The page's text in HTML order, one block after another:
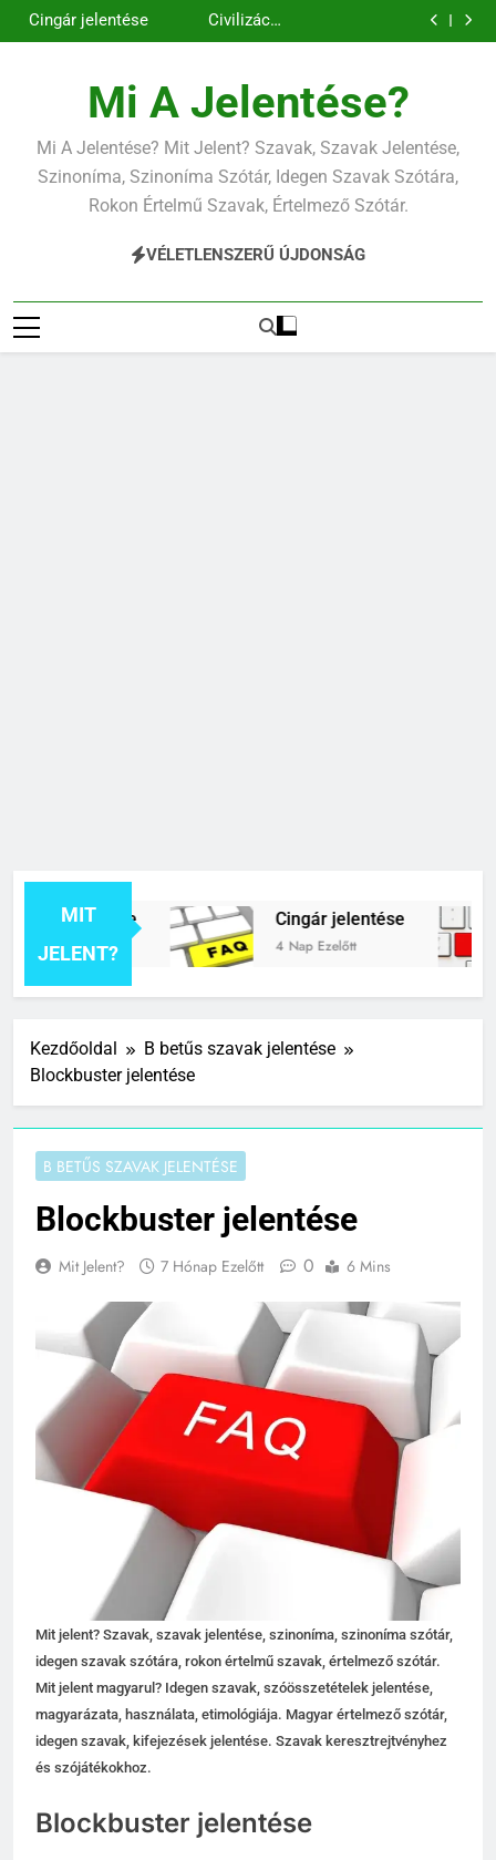
Ugrás
a
jelentése
jelentése
Cingár jelentése
Civilizáció
jelentése
Contemporary
Mi A Jelentése?
Mi A Jelentése? Mit Jelent? Szavak, Szavak Jelentése,
Szinoníma, Szinoníma Szótár, Idegen Szavak Szótára,
Rokon Értelmű Szavak, Értelmező Szótár.
VÉLETLENSZERŰ ÚJDONSÁG
MIT
JELENT?
jelentése Cingár jelentése
4 Nap Ezelőtt
Kezdőoldal
B betűs szavak jelentése
Blockbuster jelentése
B BETŰS SZAVAK JELENTÉSE
Blockbuster jelentése
Mit Jelent? 7 Hónap Ezelőtt 0 6 Mins
Mit jelent? Szavak, szavak jelentése, szinoníma, szinoníma szótár,
idegen szavak szótára, rokon értelmű szavak, értelmező szótár.
Mit jelent magyarul? Idegen szavak, szóösszetételek jelentése,
magyarázata, használata, etimológiája. Magyar értelmező szótár,
idegen szavak, kifejezések jelentése. Szavak keresztrejtvényhez
és szójátékokhoz.
Blockbuster jelentése